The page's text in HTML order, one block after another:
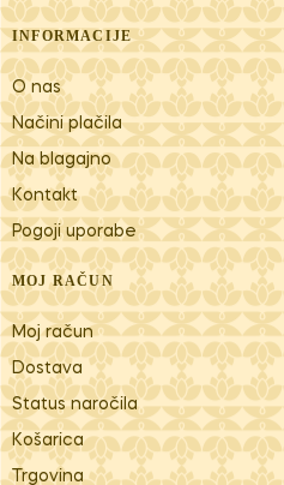
INFORMACIJE
O nas
Načini plačila
Na blagajno
Kontakt
Pogoji uporabe
MOJ RAČUN
Moj račun
Dostava
Status naročila
Košarica
Trgovina